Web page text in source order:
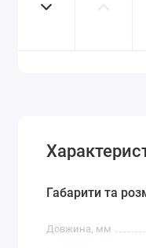
Габарити та
Довжина, мм